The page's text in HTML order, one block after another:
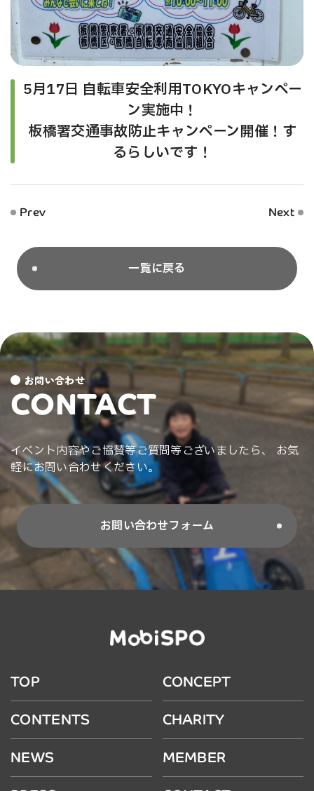
5月17日 自転車安全利用TOKYOキャンペー
ン実施中！
板橋署交通事故防止キャンペーン開催！す
るらしいです！
Prev Next
一覧に戻る
お問い合わせ
CONTACT
イベント内容やご協賛等ご質問等ございましたら、 お気
軽にお問い合わせください。
お問い合わせフォーム
TOP CONCEPT
CONTENTS CHARITY
NEWS MEMBER